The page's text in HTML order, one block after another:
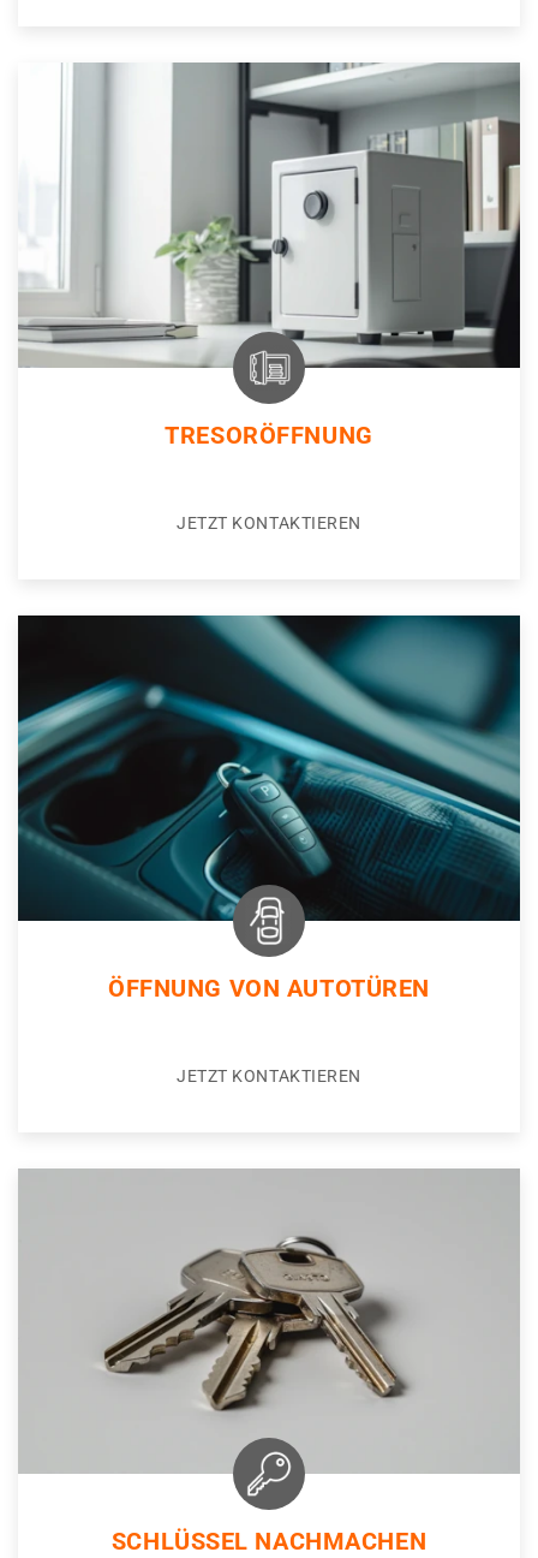
TRESORÖFFNUNG
JETZT KONTAKTIEREN
ÖFFNUNG VON AUTOTÜREN
JETZT KONTAKTIEREN
SCHLÜSSEL NACHMACHEN